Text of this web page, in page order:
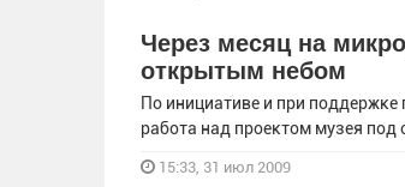
Через месяц на
открытым небом
По инициативе и при поддержке
работа над проектом музея
15:33, 31 июл 2009